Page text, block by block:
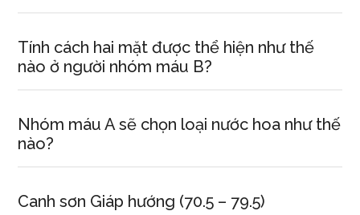
Tính cách hai mặt được thể hiện như thế
nào ở người nhóm máu B?
Nhóm máu A sẽ chọn loại nước hoa như thế
nào?
Canh sơn Giáp hướng (70.5 – 79.5)